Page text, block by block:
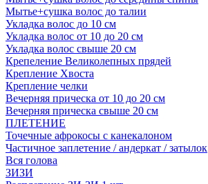
Мытье+сушка волос до талии
Укладка волос до 10 см
Укладка волос от 10 до 20 см
Укладка волос свыше 20 см
Крепеление Великолепных прядей
Крепление Хвоста
Крепление челки
Вечерняя прическа от 10 до 20 см
Вечерняя прическа свыше 20 см
ПЛЕТЕНИЕ
Точечные афрокосы с канекалоном
Частичное заплетение / андеркат / затылок
Вся голова
ЗИЗИ